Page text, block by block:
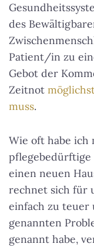
des
Patient/in zu
Gebot der
Zeitnot
muss.
Wie oft habe ich
pflegebedürftige
einen neuen
rechnet sich für
einfach zu teuer
genannten
genannt habe,